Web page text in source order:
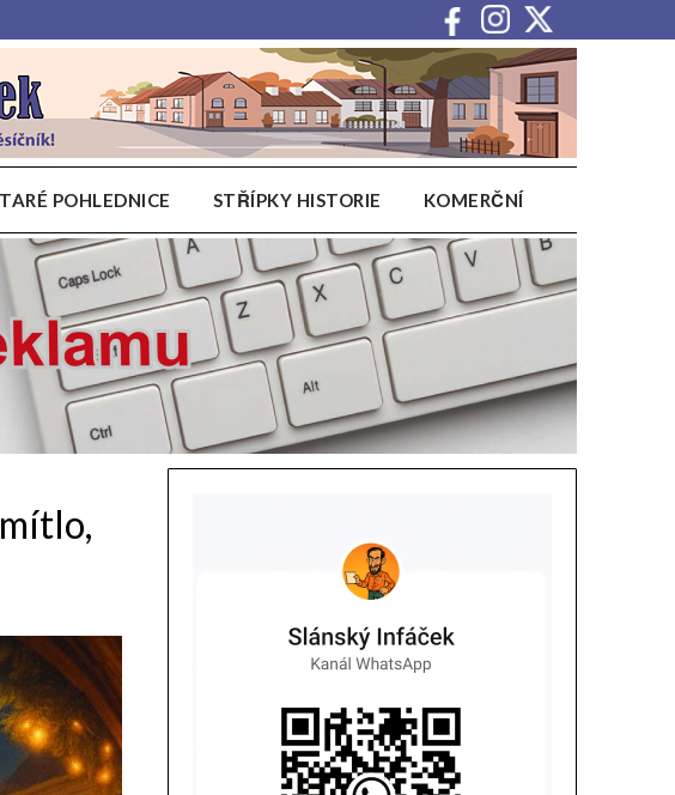
POHLEDNICE STŘÍPKY HISTORIE KOMERČNÍ